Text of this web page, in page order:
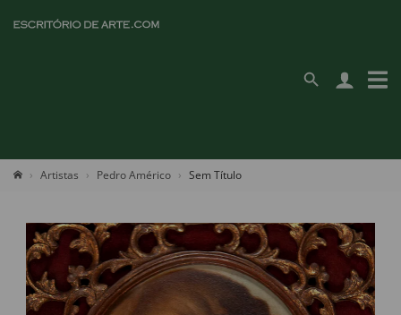
Artistas Pedro Américo Sem Título